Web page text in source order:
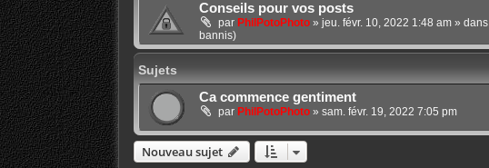
Conseils pour vos posts
par PhilPotoPhoto» jeu. févr. 10, 2022 1:48 am» dans
bannis)
Sujets
Ca commence gentiment
par PhilPotoPhoto» sam. févr. 19, 2022 7:05 pm
Nouveau sujet